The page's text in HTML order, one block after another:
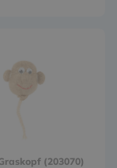
(203070)